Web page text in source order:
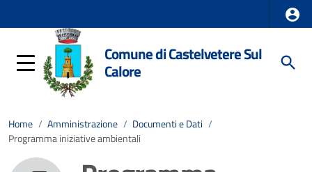
Comune di Castelvetere Sul
Calore
Home / Amministrazione / Documenti e Dati /
Programma iniziative ambientali